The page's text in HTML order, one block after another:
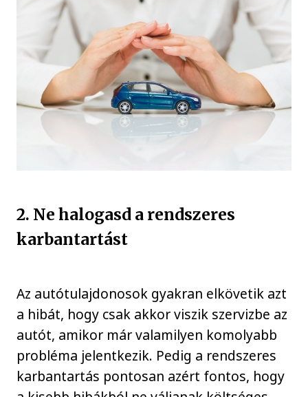
2. Ne halogasd a rendszeres
karbantartást
Az autótulajdonosok gyakran elkövetik azt
a hibát, hogy csak akkor viszik szervizbe az
autót, amikor már valamilyen komolyabb
probléma jelentkezik. Pedig a rendszeres
karbantartás pontosan azért fontos, hogy